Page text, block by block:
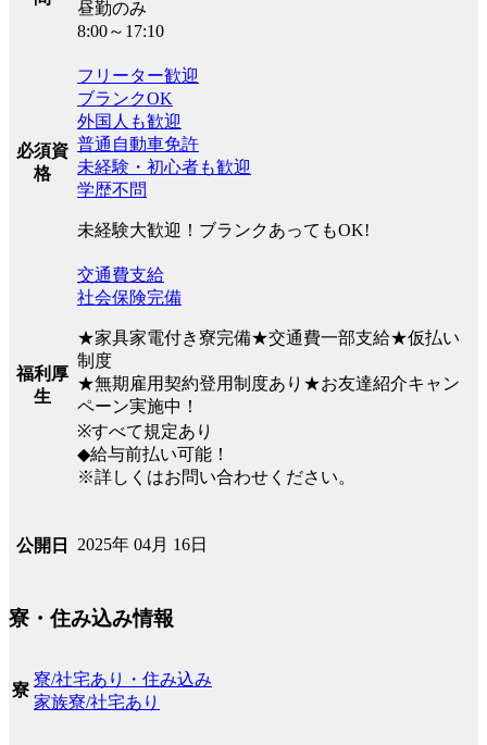
昼勤のみ
8:00～17:10
必須資
格
フリーター歓迎
ブランクOK
外国人も歓迎
普通自動車免許
未経験・初心者も歓迎
学歴不問
未経験大歓迎！ブランクあってもOK!
福利厚
生
交通費支給
社会保険完備
★家具家電付き寮完備★交通費一部支給★仮払い
制度
★無期雇用契約登用制度あり★お友達紹介キャン
ペーン実施中！
※すべて規定あり
◆給与前払い可能！
※詳しくはお問い合わせください。
公開日 2025年 04月 16日
寮・住み込み情報
寮
寮/社宅あり・住み込み
家族寮/社宅あり